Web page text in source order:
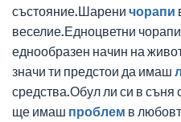
състояние.Шарени чорапи
веселие.Едноцветни
еднообразен начин на
значи ти предстои да имаш
средства.Обул ли си в съня
ще имаш проблем в